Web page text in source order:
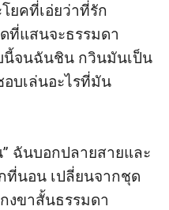
ยคที่เอ่ยว่าที่รัก
ที่แสนจะธรรมดา
นี้จนฉันชิน กวินมันเป็น
บเล่นอะไรที่มัน
ฉันบอกปลายสายและ
ที่นอน เปลี่ยนจากชุด
งขาสั้นธรรมดา